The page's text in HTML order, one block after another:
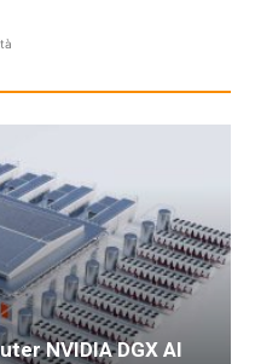
NVIDIA DGX AI